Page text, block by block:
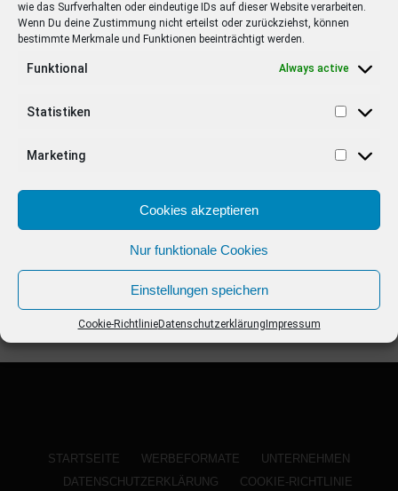
wie das Surfverhalten oder eindeutige IDs auf dieser Website verarbeiten.
Wenn Du deine Zustimmung nicht erteilst oder zurückziehst, können
bestimmte Merkmale und Funktionen beeinträchtigt werden.
Funktional Always active
Statistiken
Marketing
Cookies akzeptieren
Nur funktionale Cookies
Einstellungen speichern
Cookie-RichtlinieDatenschutzerklärung Impressum
STARS 4 years ago
Barbara Schöneberger Moderatorin
von “Verstehen Sie Spaß?”
STARTSEITE WERBEFORMATE
UNTERNEHMEN
DATENSCHUTZERKLÄRUNG
COOKIE-RICHTLINIE